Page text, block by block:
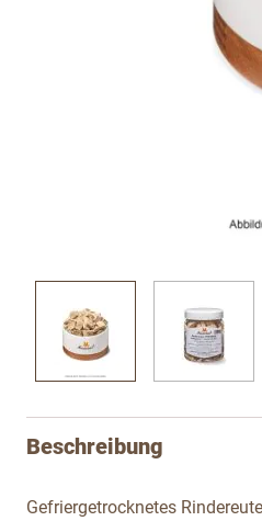
Beschreibung
Gefriergetrocknetes